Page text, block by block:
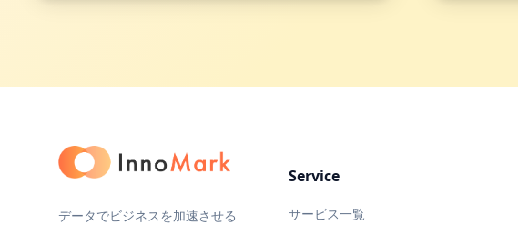
データでビジネスを加速させる
Service
サービス一覧